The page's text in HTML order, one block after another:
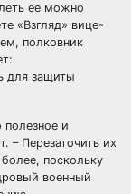
ее можно
«Взгляд» вице-
полковник
для защиты
полезное и
– Перезаточить их
поскольку
военный